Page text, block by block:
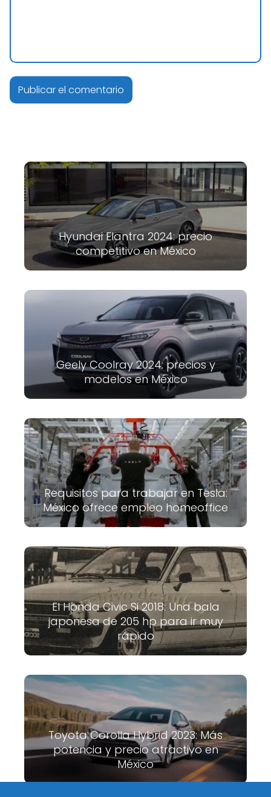
Hyundai Elantra 2024: precio
competitivo en México
Geely Coolray 2024: precios y
modelos en México
Requisitos para trabajar en Tesla:
México ofrece empleo homeoffice
El Honda Civic Si 2018: Una bala
japonesa de 205 hp para ir muy
rápido
Toyota Corolla Hybrid 2023: Más
potencia y precio atractivo en
México